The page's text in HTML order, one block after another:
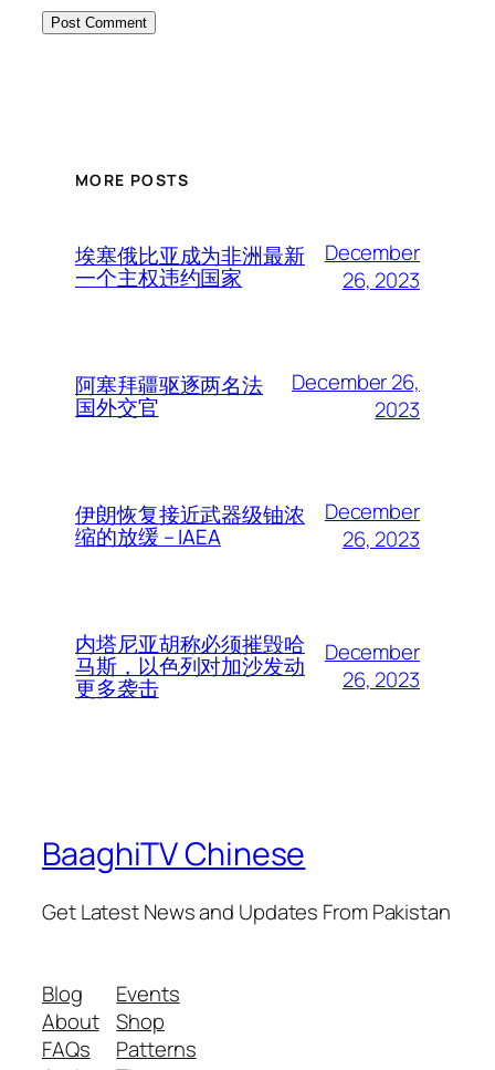
MORE POSTS
埃塞俄比亚成为非洲最新
一个主权违约国家
December
26, 2023
阿塞拜疆驱逐两名法
国外交官
December 26,
2023
伊朗恢复接近武器级铀浓
缩的放缓 – IAEA
December
26, 2023
内塔尼亚胡称必须摧毁哈
马斯，以色列对加沙发动
更多袭击
December
26, 2023
BaaghiTV Chinese
Get Latest News and Updates From Pakistan
Blog
About
FAQs
Events
Shop
Patterns